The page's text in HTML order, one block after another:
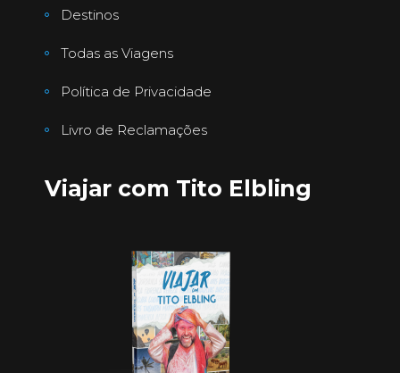
Destinos
Todas as Viagens
Política de Privacidade
Livro de Reclamações
Viajar com Tito Elbling